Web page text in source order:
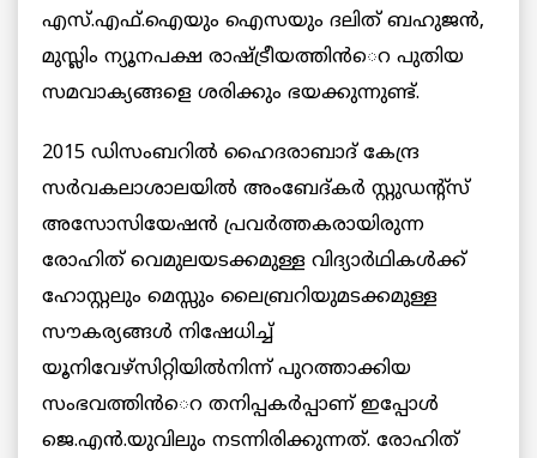
എസ്.എഫ്.ഐയും ഐസയും ദലിത് ബഹുജന്‍,
മുസ്ലിം ന്യൂനപക്ഷ രാഷ്ട്രീയത്തിന്‍െറ പുതിയ
സമവാക്യങ്ങളെ ശരിക്കും ഭയക്കുന്നുണ്ട്.
2015 ഡിസംബറില്‍ ഹൈദരാബാദ് കേന്ദ്ര
സര്‍വകലാശാലയില്‍ അംബേദ്കര്‍ സ്റ്റുഡന്‍റ്സ്
അസോസിയേഷന്‍ പ്രവര്‍ത്തകരായിരുന്ന
രോഹിത് വെമുലയടക്കമുള്ള വിദ്യാര്‍ഥികള്‍ക്ക്
ഹോസ്റ്റലും മെസ്സും ലൈബ്രറിയുമടക്കമുള്ള
സൗകര്യങ്ങള്‍ നിഷേധിച്ച്
യൂനിവേഴ്സിറ്റിയില്‍നിന്ന് പുറത്താക്കിയ
സംഭവത്തിന്‍െറ തനിപ്പകര്‍പ്പാണ് ഇപ്പോള്‍
ജെ.എന്‍.യുവിലും നടന്നിരിക്കുന്നത്. രോഹിത്